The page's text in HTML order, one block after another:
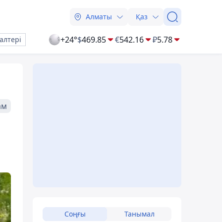
Алматы Қаз
+24°$469.85 €542.16 ₽5.78
Соңғы Танымал